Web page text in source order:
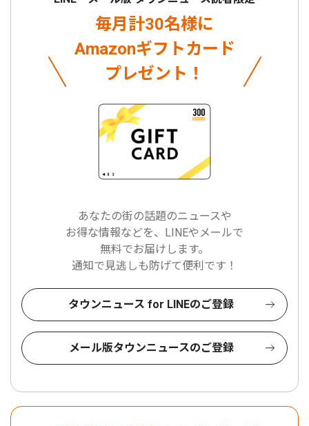
毎月計30名様に
Amazonギフトカード
プレゼント！
あなたの街の話題のニュースや
お得な情報などを、LINEやメールで
無料でお届けします。
通知で見逃しも防げて便利です！
タウンニュース for LINEのご登録
メール版タウンニュースのご登録